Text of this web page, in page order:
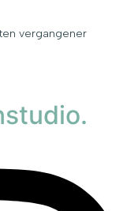
vergangener